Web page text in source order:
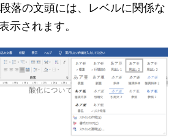
落の文頭には、レベルに関係な
示されます。